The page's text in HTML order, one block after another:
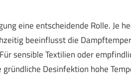
eine entscheidende Rolle. Je
beeinflusst die
sensible Textilien oder
Desinfektion hohe